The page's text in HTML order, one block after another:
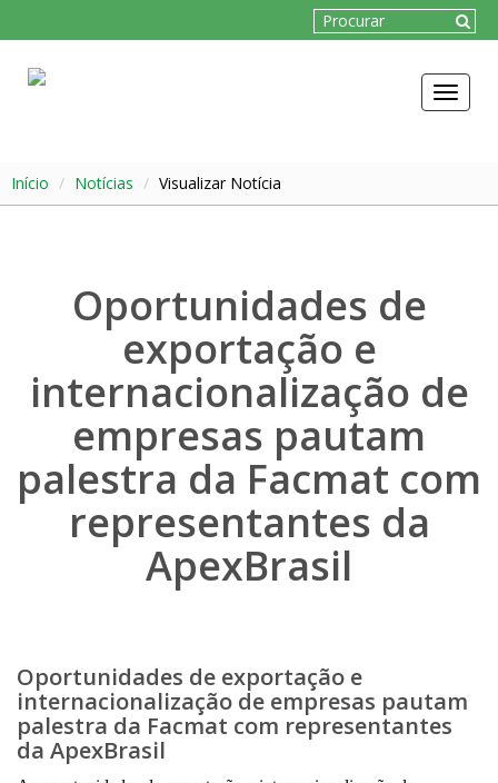
Toggle
Início Notícias Visualizar Notícia
Oportunidades de
exportação e
internacionalização de
empresas pautam
palestra da Facmat com
representantes da
ApexBrasil
Oportunidades de exportação e
internacionalização de empresas pautam
palestra da Facmat com representantes
da ApexBrasil